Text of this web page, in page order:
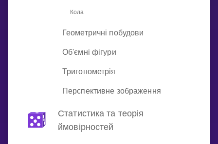
Кола
Геометричні побудови
Об'ємні фігури
Тригонометрія
Перспективне зображення
Статистика та теорія
ймовірностей